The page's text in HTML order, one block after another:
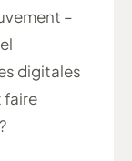
–
digitales
faire